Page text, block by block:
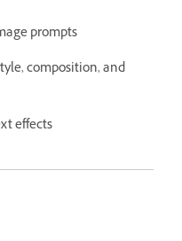
prompts
composition, and
effects